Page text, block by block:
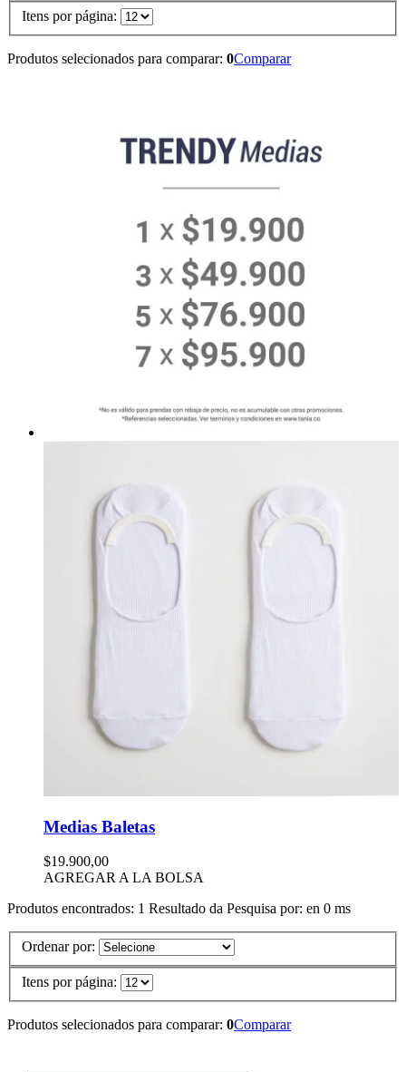
Itens por página:
Produtos selecionados para comparar: 0Comparar
Medias Baletas
$19.900,00
AGREGAR A LA BOLSA
Produtos encontrados: 1 Resultado da Pesquisa por: en 0 ms
Ordenar por:
Itens por página:
Produtos selecionados para comparar: 0Comparar